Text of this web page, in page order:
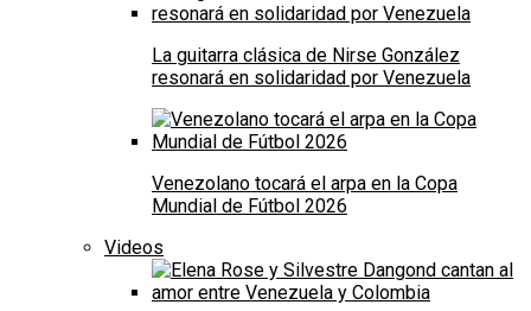
La guitarra clásica de Nirse González
resonará en solidaridad por Venezuela
Venezolano tocará el arpa en la Copa
Mundial de Fútbol 2026
Videos